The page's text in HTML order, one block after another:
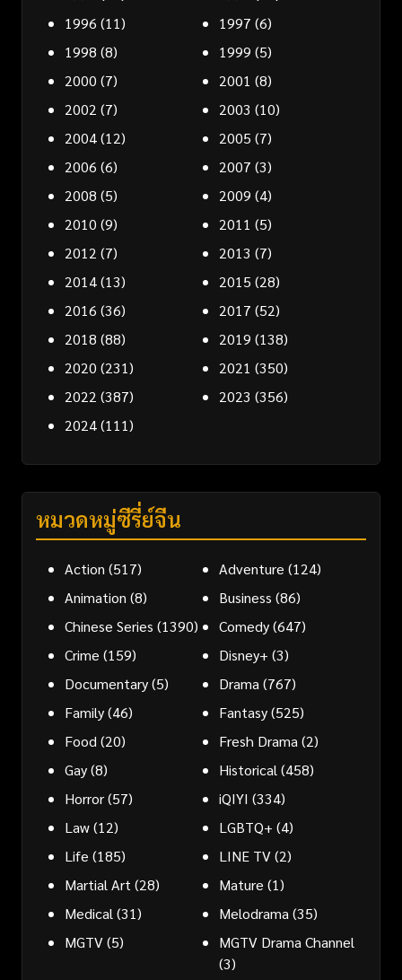
1996 (11) 1997 (6)
1998 (8) 1999 (5)
2000 (7) 2001 (8)
2002 (7) 2003 (10)
2004(12) 2005 (7)
2006 (6) 2007 (3)
2008 (5) 2009 (4)
2010 (9) 2011 (5)
2012 (7) 2013 (7)
2014(13) 2015 (28)
2016 (36) 2017 (52)
2018 (88) 2019 (138)
2020 (231) 2021 (350)
2022 (387) 2023 (356)
2024(111)
หมวดหมู่ซีรี่ย์จีน
Action (517) Adventure (124)
Animation (8) Business (86)
Chinese Series (1390) Comedy(647)
Crime (159) Disney+ (3)
Documentary(5) Drama(767)
Family(46) Fantasy(525)
Food(20) Fresh Drama(2)
Gay(8) Historical(458)
Horror(57) iQIYI (334)
Law(12) LGBTQ+ (4)
Life (185) LINE TV(2)
Martial Art(28) Mature (1)
Medical(31) Melodrama(35)
MGTV(5)
MGTV Drama Channel
(3)